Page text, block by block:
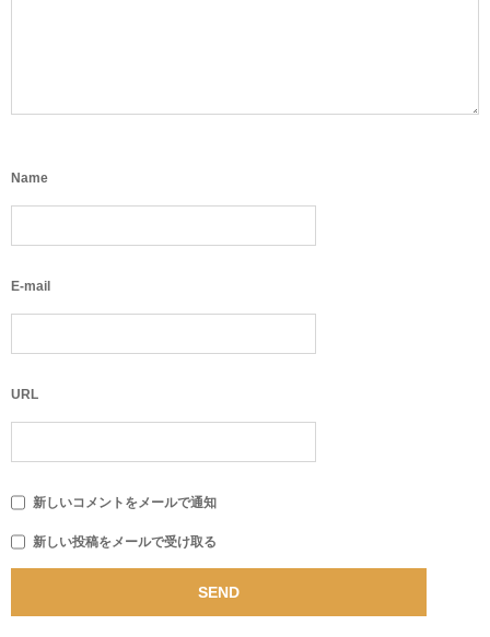
Name
E-mail
URL
新しいコメントをメールで通知
新しい投稿をメールで受け取る